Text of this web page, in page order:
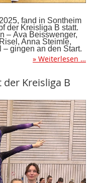
fand in Sontheim
der Kreisliga B statt.
– Ava Beisswenger,
Anna Steimle,
– gingen an den Start.
Weiterlesen …
Kreisliga B